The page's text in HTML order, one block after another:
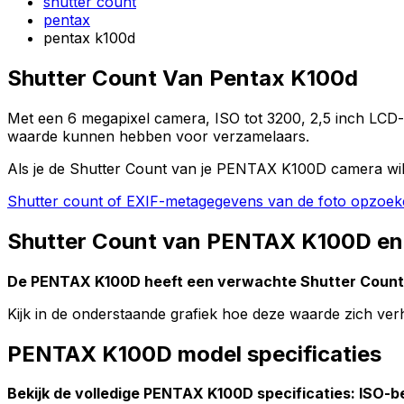
pentax
pentax k100d
Shutter Count Van Pentax K100d
Met een 6 megapixel camera, ISO tot 3200, 2,5 inch
waarde kunnen hebben voor verzamelaars.
Als je de Shutter Count van je PENTAX K100D camera
Shutter count of EXIF-metagegevens van de foto
Shutter Count van PENTAX K100D
De PENTAX K100D heeft een verwachte Shutter
Kijk in de onderstaande grafiek hoe deze waarde zich
PENTAX K100D model specificaties
Bekijk de volledige PENTAX K100D specificaties: